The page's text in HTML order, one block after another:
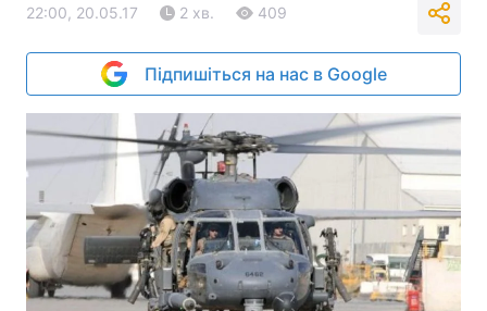
22:00, 20.05.17 2 хв. 409
Підпишіться на нас в Google